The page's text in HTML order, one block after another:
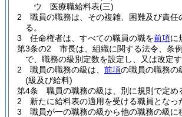
ウ
医療職給料表(三)
2
職員の職務は、その複雑、困難及び責
る。
3
任命権者は、すべての職員の職を前項に
第3条の2
市長は、組織に関する法令、条
で、職務の級別定数を設定し、又は改定す
2
職員の職務の級は、 前項の職員の職務の
(級及び給料)
第4条
職員の職務の級は、別に規則で定め
2
新たに給料表の適用を受ける職員となっ
3
職員が一の職務の級から他の職務の級